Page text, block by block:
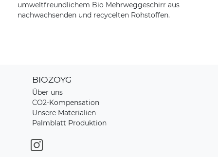
umweltfreundlichem Bio Mehrweggeschirr aus
nachwachsenden und recycelten Rohstoffen.
BIOZOYG
Über uns
CO2-Kompensation
Unsere Materialien
Palmblatt Produktion